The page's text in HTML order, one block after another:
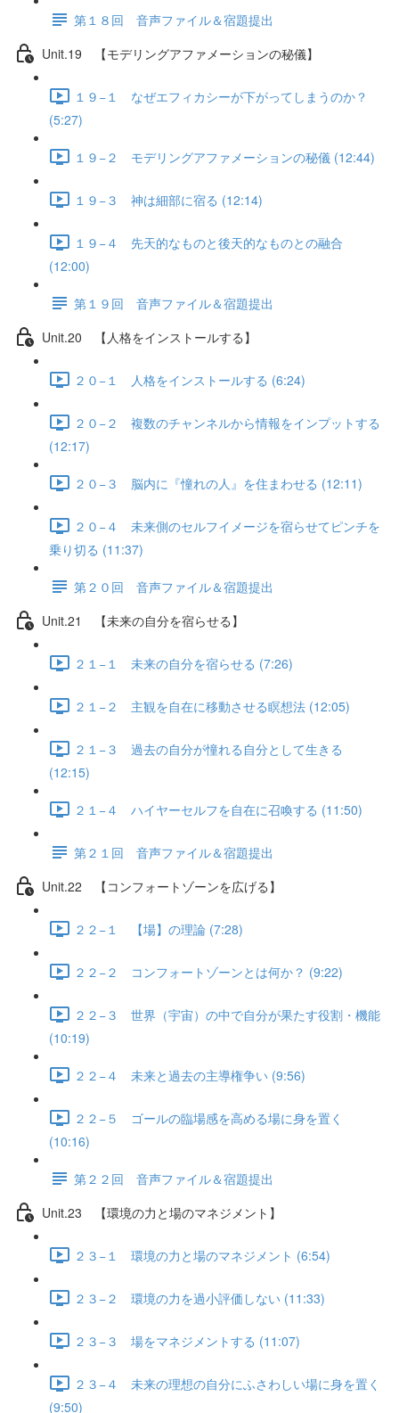
第１８回 音声ファイル＆宿題提出
Unit.19 【モデリングアファメーションの秘儀】
１９−１ なぜエフィカシーが下がってしまうのか？
(5:27)
１９−２ モデリングアファメーションの秘儀 (12:44)
１９−３ 神は細部に宿る (12:14)
１９−４ 先天的なものと後天的なものとの融合
(12:00)
第１９回 音声ファイル＆宿題提出
Unit.20 【人格をインストールする】
２０−１ 人格をインストールする (6:24)
２０−２ 複数のチャンネルから情報をインプットする
(12:17)
２０−３ 脳内に『憧れの人』を住まわせる (12:11)
２０−４ 未来側のセルフイメージを宿らせてピンチを
乗り切る (11:37)
第２０回 音声ファイル＆宿題提出
Unit.21 【未来の自分を宿らせる】
２１−１ 未来の自分を宿らせる (7:26)
２１−２ 主観を自在に移動させる瞑想法 (12:05)
２１−３ 過去の自分が憧れる自分として生きる
(12:15)
２１−４ ハイヤーセルフを自在に召喚する (11:50)
第２１回 音声ファイル＆宿題提出
Unit.22 【コンフォートゾーンを広げる】
２２−１ 【場】の理論 (7:28)
２２−２ コンフォートゾーンとは何か？ (9:22)
２２−３ 世界（宇宙）の中で自分が果たす役割・機能
(10:19)
２２−４ 未来と過去の主導権争い (9:56)
２２−５ ゴールの臨場感を高める場に身を置く
(10:16)
第２２回 音声ファイル＆宿題提出
Unit.23 【環境の力と場のマネジメント】
２３−１ 環境の力と場のマネジメント (6:54)
２３−２ 環境の力を過小評価しない (11:33)
２３−３ 場をマネジメントする (11:07)
２３−４ 未来の理想の自分にふさわしい場に身を置く
(9:50)